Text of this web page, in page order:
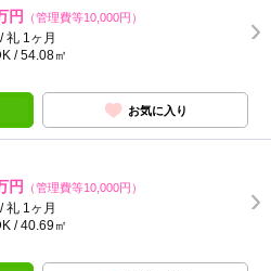
円 （管理費等10,000円）
礼 1ヶ月
/ 54.08㎡
お気に入り
円 （管理費等10,000円）
礼 1ヶ月
/ 40.69㎡